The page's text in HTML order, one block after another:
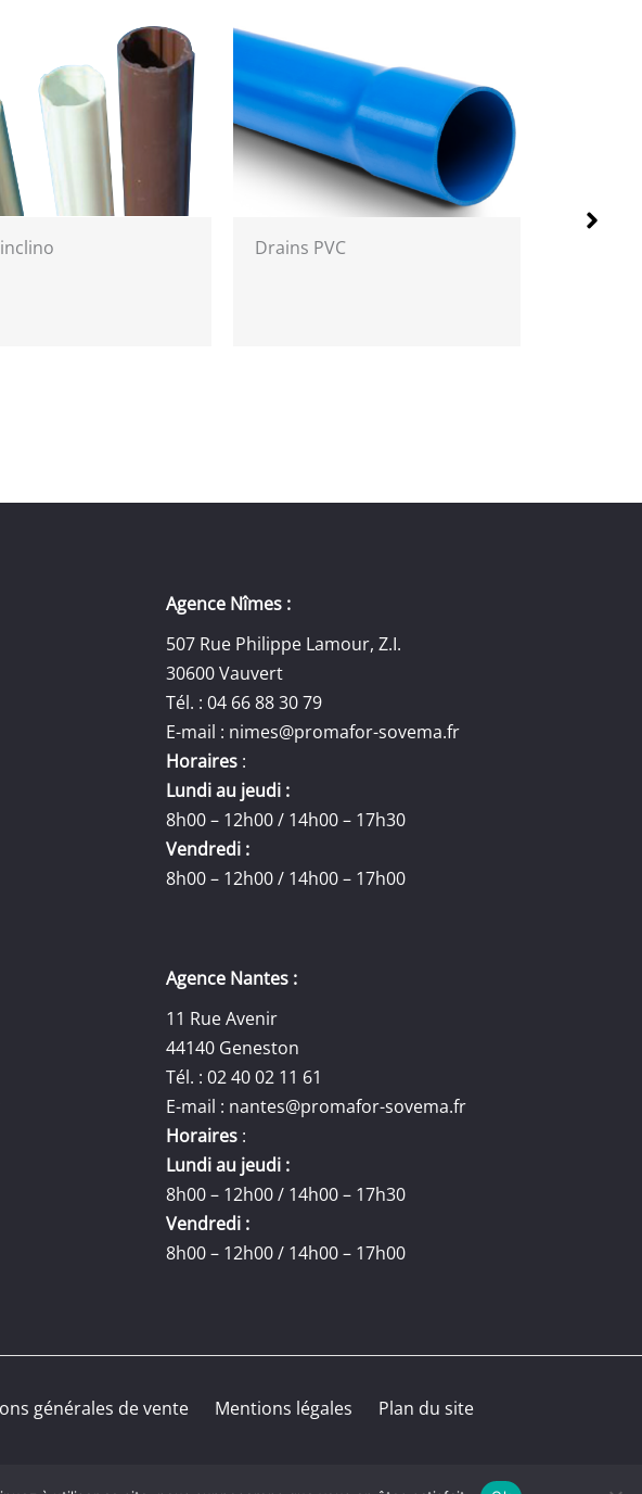
Drains PVC
Agence Nîmes :
507 Rue Philippe Lamour, Z.I.
30600 Vauvert
Tél. : 04 66 88 30 79
E-mail : nimes@promafor-sovema.fr
Horaires :
Lundi au jeudi :
8h00 – 12h00 / 14h00 – 17h30
Vendredi :
8h00 – 12h00 / 14h00 – 17h00
Agence Nantes :
11 Rue Avenir
44140 Geneston
Tél. : 02 40 02 11 61
E-mail : nantes@promafor-sovema.fr
Horaires :
Lundi au jeudi :
8h00 – 12h00 / 14h00 – 17h30
Vendredi :
8h00 – 12h00 / 14h00 – 17h00
générales de vente Mentions légales Plan du site